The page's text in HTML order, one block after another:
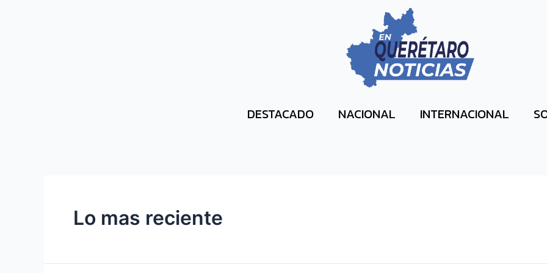
DESTACADO NACIONAL INTERNACIONAL
Lo mas reciente